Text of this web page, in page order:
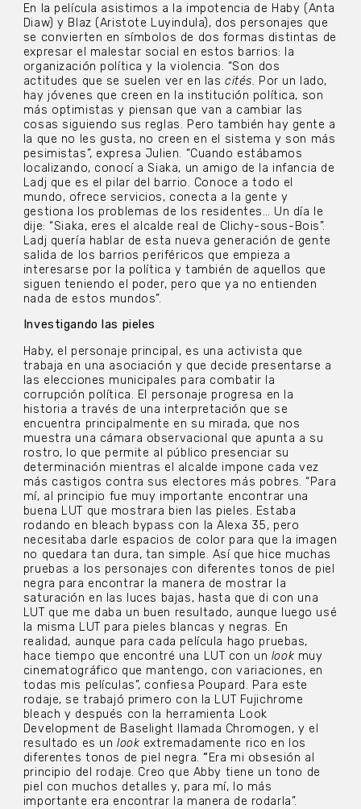
En la película asistimos a la impotencia de Haby (Anta
Diaw) y Blaz (Aristote Luyindula), dos personajes que
se convierten en símbolos de dos formas distintas de
expresar el malestar social en estos barrios: la
organización política y la violencia. “Son dos
actitudes que se suelen ver en las cités. Por un lado,
hay jóvenes que creen en la institución política, son
más optimistas y piensan que van a cambiar las
cosas siguiendo sus reglas. Pero también hay gente a
la que no les gusta, no creen en el sistema y son más
pesimistas”, expresa Julien. “Cuando estábamos
localizando, conocí a Siaka, un amigo de la infancia de
Ladj que es el pilar del barrio. Conoce a todo el
mundo, ofrece servicios, conecta a la gente y
gestiona los problemas de los residentes… Un día le
dije: “Siaka, eres el alcalde real de Clichy-sous-Bois”.
Ladj quería hablar de esta nueva generación de gente
salida de los barrios periféricos que empieza a
interesarse por la política y también de aquellos que
siguen teniendo el poder, pero que ya no entienden
nada de estos mundos”.
Investigando las pieles
Haby, el personaje principal, es una activista que
trabaja en una asociación y que decide presentarse a
las elecciones municipales para combatir la
corrupción política. El personaje progresa en la
historia a través de una interpretación que se
encuentra principalmente en su mirada, que nos
muestra una cámara observacional que apunta a su
rostro, lo que permite al público presenciar su
determinación mientras el alcalde impone cada vez
más castigos contra sus electores más pobres. “Para
mí, al principio fue muy importante encontrar una
buena LUT que mostrara bien las pieles. Estaba
rodando en bleach bypass con la Alexa 35, pero
necesitaba darle espacios de color para que la imagen
no quedara tan dura, tan simple. Así que hice muchas
pruebas a los personajes con diferentes tonos de piel
negra para encontrar la manera de mostrar la
saturación en las luces bajas, hasta que di con una
LUT que me daba un buen resultado, aunque luego usé
la misma LUT para pieles blancas y negras. En
realidad, aunque para cada película hago pruebas,
hace tiempo que encontré una LUT con un look muy
cinematográfico que mantengo, con variaciones, en
todas mis películas”, confiesa Poupard. Para este
rodaje, se trabajó primero con la LUT Fujichrome
bleach y después con la herramienta Look
Development de Baselight llamada Chromogen, y el
resultado es unlook extremadamente rico en los
diferentes tonos de piel negra. “ Era mi obsesión al
principio del rodaje. Creo que Abby tiene un tono de
piel con muchos detalles y, para mí, lo más
importante era encontrar la manera de rodarla”.